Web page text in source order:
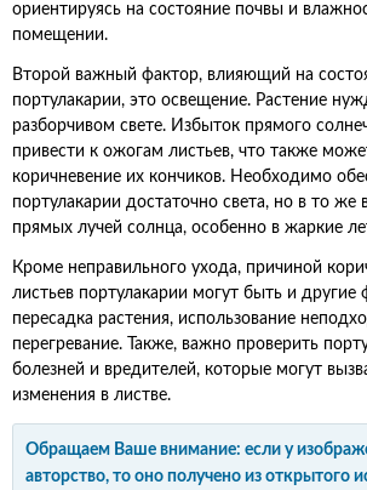
ориентируясь на состояние почвы и
помещении.
Второй важный фактор, влияющий на
портулакарии, это освещение. Растение
разборчивом свете. Избыток прямого
привести к ожогам листьев, что также
коричневение их кончиков. Необходимо
портулакарии достаточно света, но в то же
прямых лучей солнца, особенно в жаркие
Кроме неправильного ухода, причиной
листьев портулакарии могут быть и другие
пересадка растения, использование
перегревание. Также, важно проверить
болезней и вредителей, которые могут
изменения в листве.
Обращаем Ваше внимание: если у
авторство, то оно получено из открытого